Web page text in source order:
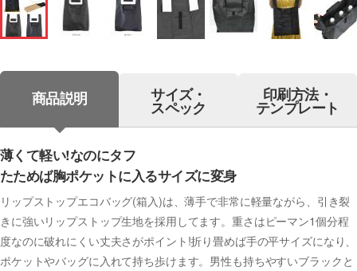
商品説明 サイズ・
スペック
印刷方法・
テンプレート
薄くて軽い!なのにタフ
たためば胸ポケットに入るサイズに変身
リップストップエコバッグ(箱入)は、薄手で非常に軽量ながら、引き裂
きに強いリップストップ生地を採用してます。重さはピーマン1個分程
度なのに破れにくい丈夫さがポイント!折り畳めば手の平サイズになり、
ポケットやバッグに入れて持ち歩けます。男性も持ちやすいブラックと